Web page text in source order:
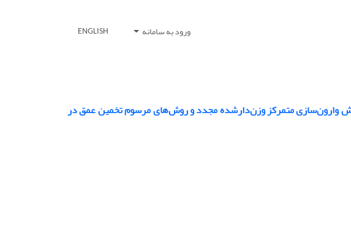
ورود به سامانه ENGLISH
روش وارون‌سازی متمرکز وزن‌دارشده مجدد و روش‌های مرسوم تخمین عمق در